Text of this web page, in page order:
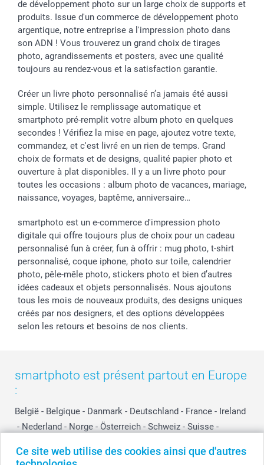
Ce site web utilise des cookies ainsi que d'autres
de développement photo sur un large choix de supports et
produits. Issue d'un commerce de développement photo
argentique, notre entreprise a l'impression photo dans
son ADN ! Vous trouverez un grand choix de tirages
photo, agrandissements et posters, avec une qualité
toujours au rendez-vous et la satisfaction garantie.
Créer un livre photo personnalisé n’a jamais été aussi
simple. Utilisez le remplissage automatique et
smartphoto pré-remplit votre album photo en quelques
secondes ! Vérifiez la mise en page, ajoutez votre texte,
commandez, et c'est livré en un rien de temps. Grand
choix de formats et de designs, qualité papier photo et
ouverture à plat disponibles. Il y a un livre photo pour
toutes les occasions : album photo de vacances, mariage,
naissance, voyages, baptême, anniversaire…
smartphoto est un e-commerce d'impression photo
digitale qui offre toujours plus de choix pour un cadeau
personnalisé fun à créer, fun à offrir : mug photo, t-shirt
personnalisé, coque iphone, photo sur toile, calendrier
photo, pêle-mêle photo, stickers photo et bien d’autres
idées cadeaux et objets personnalisés. Nous ajoutons
tous les mois de nouveaux produits, des designs uniques
créés par nos designers, et des options développées
selon les retours et besoins de nos clients.
smartphoto est présent partout en Europe
:
België - Belgique - Danmark - Deutschland - France - Ireland
- Nederland - Norge - Österreich - Schweiz - Suisse -
Other Countries